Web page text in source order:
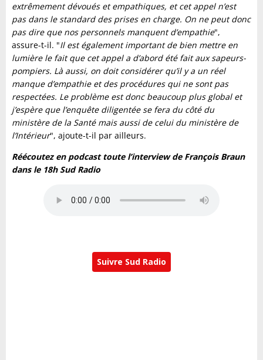
extrêmement dévoués et empathiques, et cet appel n’est
pas dans le standard des prises en charge. On ne peut donc
pas dire que nos personnels manquent d’empathie",
assure-t-il. "Il est également important de bien mettre en
lumière le fait que cet appel a d’abord été fait aux sapeurs-
pompiers. Là aussi, on doit considérer qu’il y a un réel
manque d’empathie et des procédures qui ne sont pas
respectées. Le problème est donc beaucoup plus global et
j’espère que l’enquête diligentée se fera du côté du
ministère de la Santé mais aussi de celui du ministère de
l’Intérieur", ajoute-t-il par ailleurs.
Réécoutez en podcast toute l’interview de François Braun
dans le 18h Sud Radio
Suivre Sud Radio